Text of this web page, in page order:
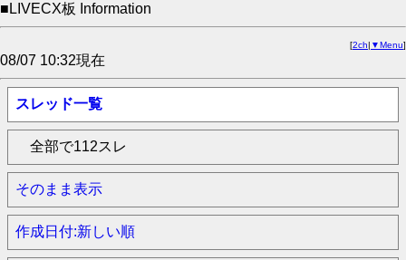
■LIVECX板 Information
[2ch| ▼Menu]
08/07 10:32現在
スレッド一覧
全部で112スレ
そのまま表示
作成日付:新しい順